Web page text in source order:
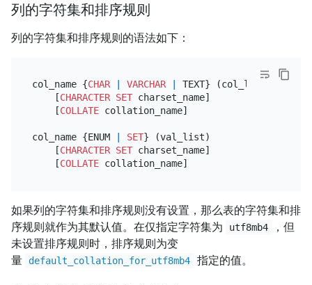
列的字符集和排序规则
列的字符集和排序规则的语法如下：
col_name {CHAR VARCHAR
TEXT} (col_length)
    [
CHARACTER SET charset_name]
    [
COLLATE collation_name]
col_name {ENUM SET} (val_list)
    [
CHARACTER SET charset_name]
    [
COLLATE
如果列的字符集和排序规则没有设置，那么表的字符集和排
序规则就作为其默认值。在仅指定字符集为
utf8mb4
，但
未设置排序规则时，排序规则为变
量
default_collation_for_utf8mb4 指定的值。